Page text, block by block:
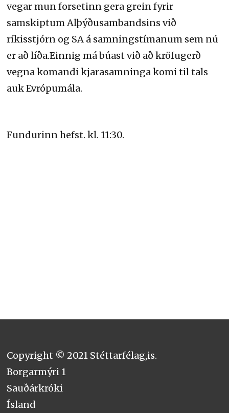
vegar mun forsetinn gera grein fyrir
samskiptum Alþýðusambandsins við
ríkisstjórn og SA á samningstímanum sem nú
er að líða.Einnig má búast við að kröfugerð
vegna komandi kjarasamninga komi til tals
auk Evrópumála.
Fundurinn hefst. kl. 11:30.
Copyright © 2021 Stéttarfélag,is.
Borgarmýri 1
Sauðárkróki
Ísland